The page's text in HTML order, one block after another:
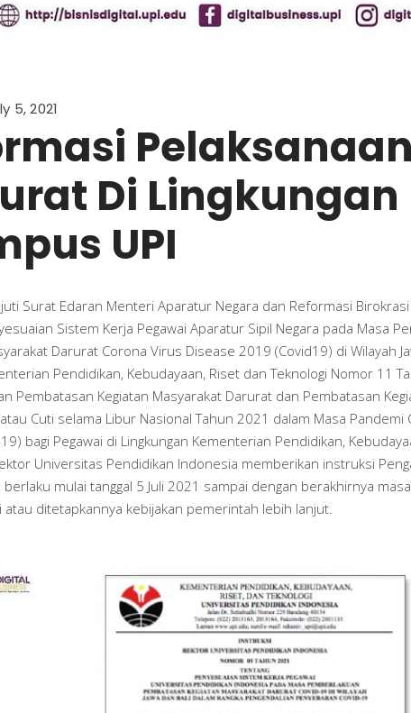
5, 2021
Pelaksanaan
Di Lingkungan
UPI
Surat Edaran Menteri Aparatur Negara dan Reformasi
Sistem Kerja Pegawai Aparatur Sipil Negara pada Masa
Darurat Corona Virus Disease 2019 (Covid19) di Wilayah
Pendidikan, Kebudayaan, Riset dan Teknologi Nomor 11
Pembatasan Kegiatan Masyarakat Darurat dan Pembatasan
Cuti selama Libur Nasional Tahun 2021 dalam Masa Pandemi
bagi Pegawai di Lingkungan Kementerian Pendidikan,
Universitas Pendidikan Indonesia memberikan instruksi
mulai tanggal 5 Juli 2021 sampai dengan berakhirnya
atau ditetapkannya kebijakan pemerintah lebih lanjut.